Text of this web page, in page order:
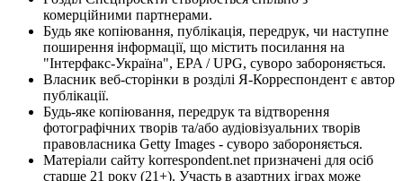
комерційними партнерами.
Будь яке копіювання, публікація, передрук, чи наступне
поширення інформації, що містить посилання на
"Інтерфакс-Україна", EPA / UPG, суворо забороняється.
Власник веб-сторінки в розділі Я-Корреспондент є автор
публікації.
Будь-яке копіювання, передрук та відтворення
фотографічних творів та/або аудіовізуальних творів
правовласника Getty Images - суворо забороняється.
Матеріали сайту korrespondent.net призначені для осіб
старше 21 року (21+). Участь в азартних іграх може